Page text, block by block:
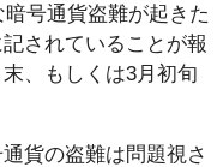
号通貨盗難が起きた
されていることが報
、もしくは3月初旬
貨の盗難は問題視さ